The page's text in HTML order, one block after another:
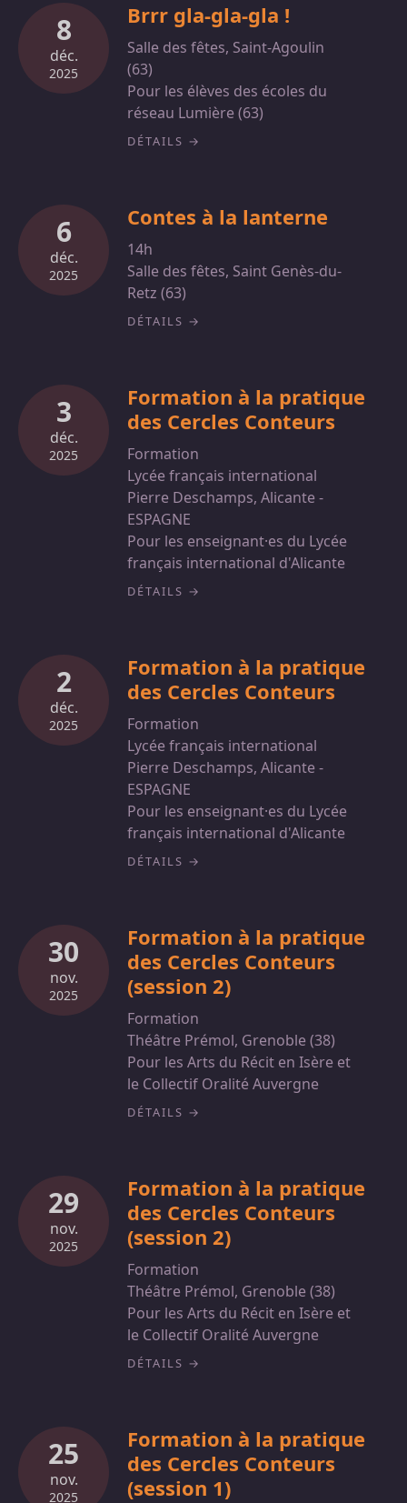
8
déc.
2025
Brrr gla-gla-gla !
Salle des fêtes, Saint-Agoulin
(63)
Pour les élèves des écoles du
réseau Lumière (63)
DÉTAILS
6
déc.
2025
Contes à la lanterne
14h
Salle des fêtes, Saint Genès-du-
Retz (63)
DÉTAILS
3
déc.
2025
Formation à la pratique
des Cercles Conteurs
Formation
Lycée français international
Pierre Deschamps, Alicante -
ESPAGNE
Pour les enseignant·es du Lycée
français international d'Alicante
DÉTAILS
2
déc.
2025
Formation à la pratique
des Cercles Conteurs
Formation
Lycée français international
Pierre Deschamps, Alicante -
ESPAGNE
Pour les enseignant·es du Lycée
français international d'Alicante
DÉTAILS
30
nov.
2025
Formation à la pratique
des Cercles Conteurs
(session 2)
Formation
Théâtre Prémol, Grenoble (38)
Pour les Arts du Récit en Isère et
le Collectif Oralité Auvergne
DÉTAILS
29
nov.
2025
Formation à la pratique
des Cercles Conteurs
(session 2)
Formation
Théâtre Prémol, Grenoble (38)
Pour les Arts du Récit en Isère et
le Collectif Oralité Auvergne
DÉTAILS
25
nov.
2025
Formation à la pratique
des Cercles Conteurs
(session 1)